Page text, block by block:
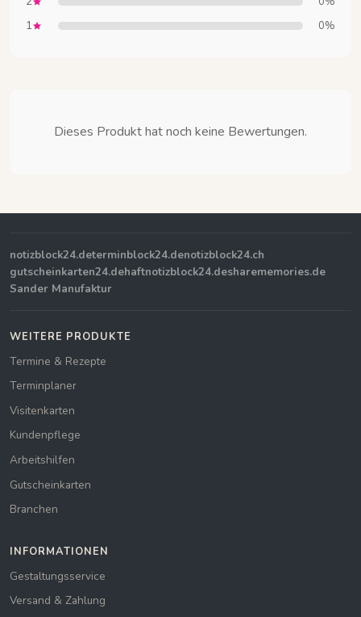
1 0%
Dieses Produkt hat noch keine Bewertungen.
notizblock24.determinblock24.denotizblock24.ch
gutscheinkarten24.dehaftnotizblock24.desharememories.de
Sander Manufaktur
WEITERE PRODUKTE
Termine & Rezepte
Terminplaner
Visitenkarten
Kundenpflege
Arbeitshilfen
Gutscheinkarten
Branchen
INFORMATIONEN
Gestaltungsservice
Versand & Zahlung